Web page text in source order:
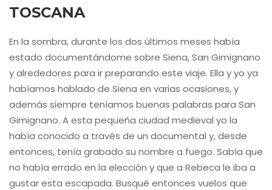
TOSCANA
En la sombra, durante los dos últimos meses había
estado documentándome sobre Siena, San Gimignano
y alrededores para ir preparando este viaje. Ella y yo ya
habíamos hablado de Siena en varias ocasiones, y
además siempre teníamos buenas palabras para San
Gimignano. A esta pequeña ciudad medieval yo la
había conocido a través de un documental y, desde
entonces, tenía grabado su nombre a fuego. Sabía que
no había errado en la elección y que a Rebeca le iba a
gustar esta escapada. Busqué entonces vuelos que